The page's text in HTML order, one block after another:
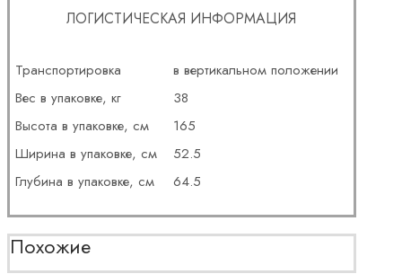
ЛОГИСТИЧЕСКАЯ ИНФОРМАЦИЯ
Транспортировка
в вертикальном положении
Вес в упаковке, кг
38
Высота в упаковке, см
165
Ширина в упаковке, см
52.5
Глубина в упаковке, см
64.5
Похожие